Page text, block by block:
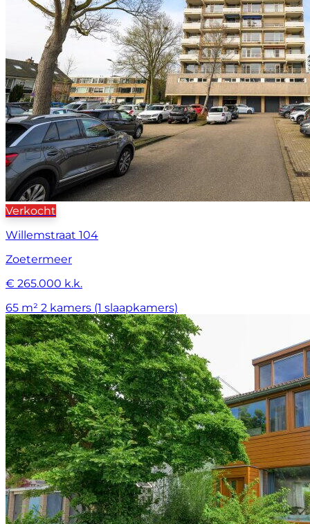
Verkocht
Willemstraat 104
Zoetermeer
€ 265.000 k.k.
65 m² 2 kamers (1 slaapkamers)